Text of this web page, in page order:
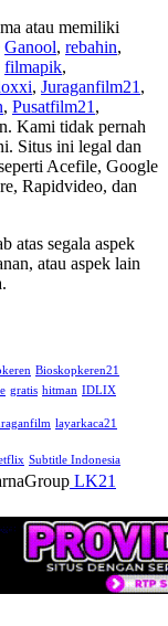
atau memiliki
Ganool, rebahin,
filmapik,
, Juraganfilm21 ,
, Pusatfilm21 ,
Kami tidak pernah
Situs ini legal dan
Acefile, Google
Rapidvideo, dan
atas segala aspek
atau aspek lain
Bioskopkeren21
gratis hitman IDLIX
layarkaca21
Subtitle Indonesia
LK21